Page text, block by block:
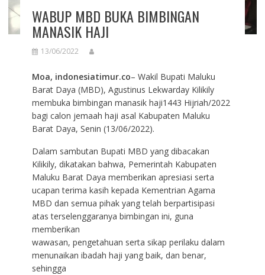
WABUP MBD BUKA BIMBINGAN
MANASIK HAJI
13/06/2022
Moa, indonesiatimur.co– Wakil Bupati Maluku
Barat Daya (MBD), Agustinus Lekwarday Kilikily
membuka bimbingan manasik haji1443 Hijriah/2022
bagi calon jemaah haji asal Kabupaten Maluku
Barat Daya, Senin (13/06/2022).
Dalam sambutan Bupati MBD yang dibacakan
Kilikily, dikatakan bahwa, Pemerintah Kabupaten
Maluku Barat Daya memberikan apresiasi serta
ucapan terima kasih kepada Kementrian Agama
MBD dan semua pihak yang telah berpartisipasi
atas terselenggaranya bimbingan ini, guna
memberikan
wawasan, pengetahuan serta sikap perilaku dalam
menunaikan ibadah haji yang baik, dan benar,
sehingga